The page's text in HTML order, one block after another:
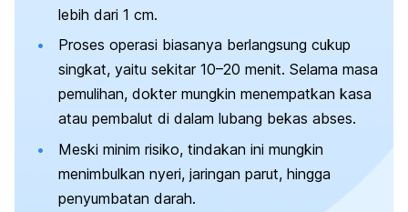
lebih dari 1 cm.
Proses operasi biasanya berlangsung cukup
singkat, yaitu sekitar 10–20 menit. Selama masa
pemulihan, dokter mungkin menempatkan kasa
atau pembalut di dalam lubang bekas abses.
Meski minim risiko, tindakan ini mungkin
menimbulkan nyeri, jaringan parut, hingga
penyumbatan darah.